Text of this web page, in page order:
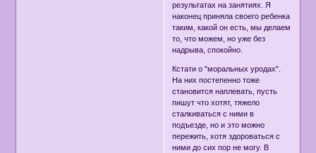
результатах на занятиях. Я
наконец приняла своего ребенка
таким, какой он есть, мы делаем
то, что можем, но уже без
надрыва, спокойно.
Кстати о "моральных уродах".
На них постепенно тоже
становится наплевать, пусть
пишут что хотят, тяжело
сталкиваться с ними в
подъезде, но и это можно
пережить, хотя здороваться с
ними до сих пор не могу. В